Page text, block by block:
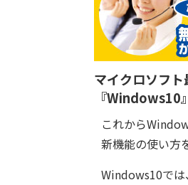
マイクロソフト
『Windows10
これから
新機能の使い方
Windows10では